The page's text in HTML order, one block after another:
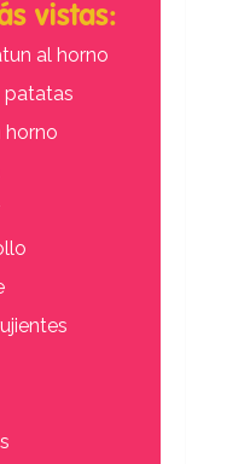
vistas:
al horno
patatas
horno